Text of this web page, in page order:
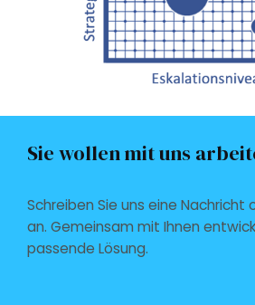
Sie wollen mit uns
Schreiben Sie uns eine Nachricht
an. Gemeinsam mit Ihnen
passende Lösung.